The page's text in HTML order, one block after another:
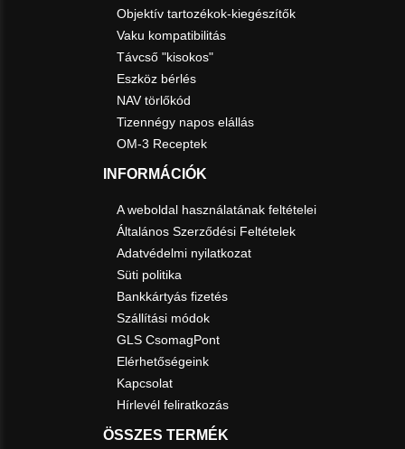
Objektív tartozékok-kiegészítők
Vaku kompatibilitás
Távcső "kisokos"
Eszköz bérlés
NAV törlőkód
Tizennégy napos elállás
OM-3 Receptek
INFORMÁCIÓK
A weboldal használatának feltételei
Általános Szerződési Feltételek
Adatvédelmi nyilatkozat
Süti politika
Bankkártyás fizetés
Szállítási módok
GLS CsomagPont
Elérhetőségeink
Kapcsolat
Hírlevél feliratkozás
ÖSSZES TERMÉK